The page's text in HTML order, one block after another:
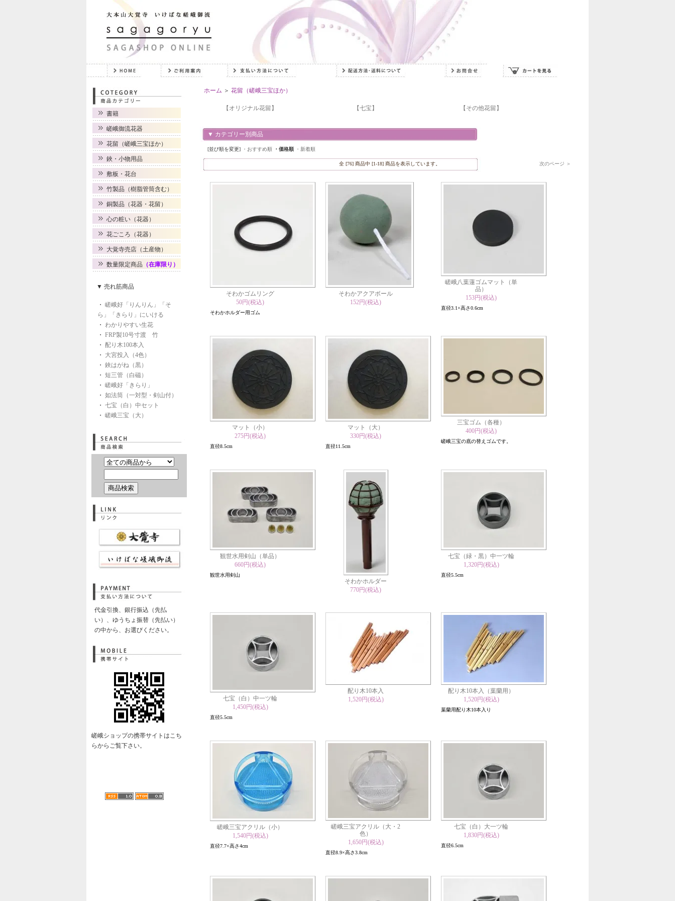
書籍
嵯峨御流花器
花留（嵯峨三宝ほか）
鋏・小物用品
敷板・花台
竹製品（樹脂管筒含む）
銅製品（花器・花留）
心の粧い（花器）
花ごころ（花器）
大覚寺売店（土産物）
数量限定商品 （在庫限り）
▼ 売れ筋商品
・ 嵯峨好「りんりん」「そ
ら」「きらり」にいける
・ わかりやすい生花
・ FRP製10号寸渡 竹
・ 配り木100本入
・ 大宮投入（4色）
・ 鋏はがね（黒）
・ 短三管（白磁）
・ 嵯峨好「きらり」
・ 如法筒（一対型・剣山付）
・ 七宝（白）中セット
・ 嵯峨三宝（大）
代金引換、銀行振込（先払
い）、ゆうちょ振替（先払い）
の中から、お選びください。
嵯峨ショップの携帯サイトはこち
らからご覧下さい。
ホーム ＞ 花留（嵯峨三宝ほか）
【オリジナル花留】 【七宝】 【その他花留】
▼ カテゴリー別商品
[並び順を変更] ・おすすめ順 ・価格順 ・新着順
全 [76] 商品中 [1-18] 商品を表示しています。 次のページ ＞
そわかゴムリング
50円(税込)
そわかホルダー用ゴム
そわかアクアボール
152円(税込)
嵯峨八葉蓮ゴムマット（単
品）
153円(税込)
直径3.1×高さ0.6cm
マット（小）
275円(税込)
直径8.5cm
マット（大）
330円(税込)
直径11.5cm
三宝ゴム（各種）
400円(税込)
嵯峨三宝の底の替えゴムです。
観世水用剣山（単品）
660円(税込)
観世水用剣山
そわかホルダー
770円(税込)
七宝（緑・黒）中一ツ輪
1,320円(税込)
直径5.5cm
七宝（白）中一ツ輪
1,450円(税込)
直径5.5cm
配り木10本入
1,520円(税込)
配り木10本入（葉蘭用）
1,520円(税込)
葉蘭用配り木10本入り
嵯峨三宝アクリル（小）
1,540円(税込)
直径7.7×高さ4cm
嵯峨三宝アクリル（大・2
色）
1,650円(税込)
直径8.9×高さ3.8cm
七宝（白）大一ツ輪
1,830円(税込)
直径6.5cm